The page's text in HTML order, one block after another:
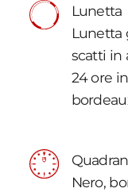
Lunetta
Lunetta
scatti in
24 ore
Nero,